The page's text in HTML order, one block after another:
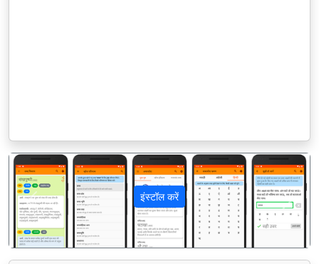
इंस्टॉल करें
पिछला अगला